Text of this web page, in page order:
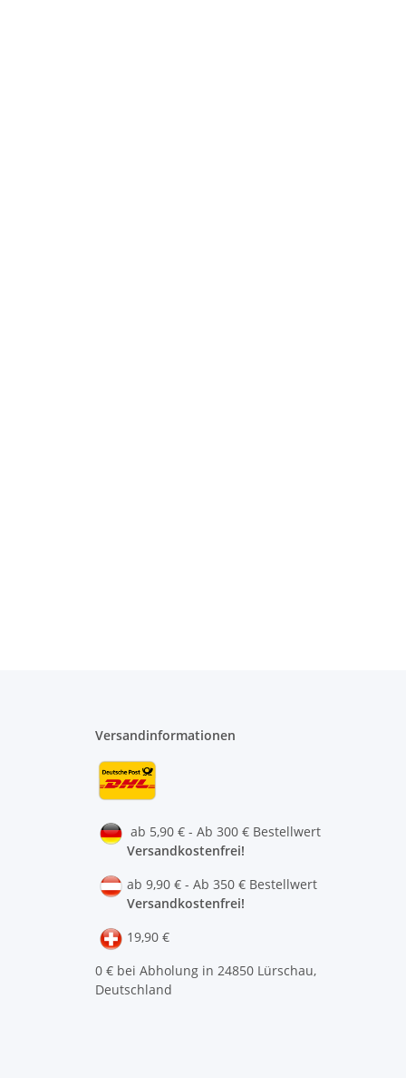
Versandinformationen
ab 5,90 € - Ab 300 € Bestellwert
Versandkostenfrei!
ab 9,90 € - Ab 350 € Bestellwert
Versandkostenfrei!
19,90 €
0 € bei Abholung in 24850 Lürschau,
Deutschland